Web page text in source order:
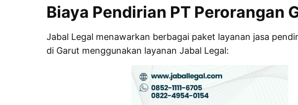
Biaya Pendirian PT Perorangan
Jabal Legal menawarkan berbagai paket layanan jasa
di Garut menggunakan layanan Jabal Legal: